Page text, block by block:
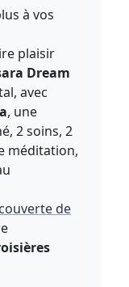
à vos
plaisir
Dream
avec
, une
2 soins, 2
méditation,
de